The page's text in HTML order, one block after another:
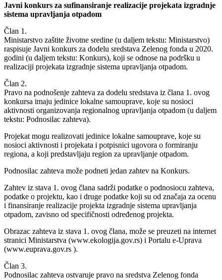
Javni konkurs za sufinansiranje realizacije projekata izgradnje
sistema upravljanja otpadom
Član 1.
Ministarstvo zaštite životne sredine (u daljem tekstu: Ministarstvo)
raspisuje Javni konkurs za dodelu sredstava Zelenog fonda u 2020.
godini (u daljem tekstu: Konkurs), koji se odnose na podršku u
realizaciji projekata izgradnje sistema upravljanja otpadom.
Član 2.
Pravo na podnošenje zahteva za dodelu sredstava iz člana 1. ovog
konkursa imaju jedinice lokalne samouprave, koje su nosioci
aktivnosti organizovanja regionalnog upravljanja otpadom (u daljem
tekstu: Podnosilac zahteva).
Projekat mogu realizovati jedinice lokalne samouprave, koje su
nosioci aktivnosti i projekata i potpisnici ugovora o formiranju
regiona, a koji predstavljaju region za upravljanje otpadom.
Podnosilac zahteva može podneti jedan zahtev na Konkurs.
Zahtev iz stava 1. ovog člana sadrži podatke o podnosiocu zahteva,
podatke o projektu, kao i druge podatke koji su od značaja za ocenu
i finansiranje realizacije projekta izgradnje sistema upravljanja
otpadom, zavisno od specifičnosti određenog projekta.
Obrazac zahteva iz stava 1. ovog člana, može se preuzeti na internet
stranici Ministarstva (www.ekologija.gov.rs) i Portalu e-Uprava
(www.euprava.gov.rs ).
Član 3.
Podnosilac zahteva ostvaruje pravo na sredstva Zelenog fonda